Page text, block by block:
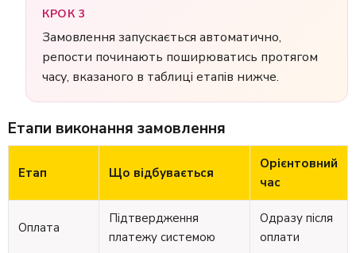
КРОК 3
Замовлення запускається автоматично,
репости починають поширюватись протягом
часу, вказаного в таблиці етапів нижче.
Етапи виконання замовлення
Етап Що відбувається
Орієнтовний
час
Оплата
Підтвердження
платежу системою
Одразу після
оплати